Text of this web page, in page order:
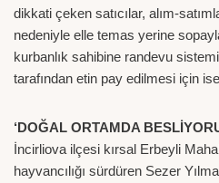
dikkati çeken satıcılar, alım-
nedeniyle elle temas yerine
kurbanlık sahibine randevu sistemi
tarafından etin pay edilmesi için
‘DOĞAL ORTAMDA
İncirliova ilçesi kırsal Erbeyli
hayvancılığı sürdüren Sezer